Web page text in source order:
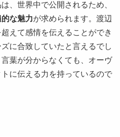
、世界中で公開されるため、
な魅力が求められます。渡辺
えて感情を伝えることができ
に合致していたと言えるでし
葉が分からなくても、オーヴ
に伝える力を持っているので